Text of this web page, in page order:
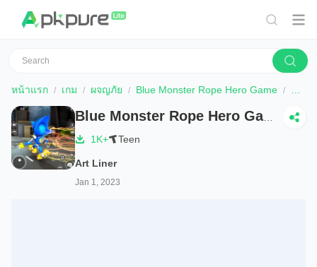
หน้าแรก เกม ผจญภัย Blue Monster Rope Hero Game
Blue Monster Rope Hero Game
1K+
Teen
Art Liner
Jan 1, 2023